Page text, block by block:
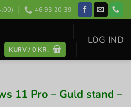
46 93 20 39
KURV /0 KR.
LOG IND
11 Pro – Guld stand –